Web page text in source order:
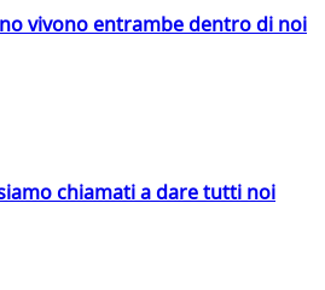
vivono entrambe dentro di noi
chiamati a dare tutti noi